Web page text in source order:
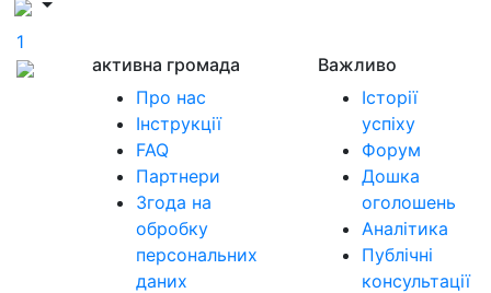
1
активна громада
Про нас
Інструкції
FAQ
Партнери
Згода на
обробку
персональних
даних
Важливо
Історії
успіху
Форум
Дошка
оголошень
Аналітика
Публічні
консультації